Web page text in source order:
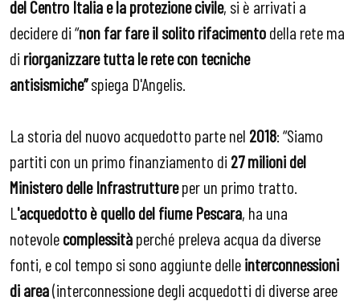
del Centro Italia e la protezione civile, si è arrivati a
decidere di “non far fare il solito rifacimentodella rete ma
di riorganizzare tutta le rete con tecniche
antisismiche”spiega D'Angelis.
La storia del nuovo acquedotto parte nel 2018: “Siamo
partiti con un primo finanziamento di 27 milioni del
Ministero delle Infrastruttureper un primo tratto.
L 'acquedotto è quello del fiume Pescara, ha una
notevolecomplessitàperché preleva acqua da diverse
fonti, e col tempo si sono aggiunte delleinterconnessioni
di area(interconnessione degli acquedotti di diverse aree